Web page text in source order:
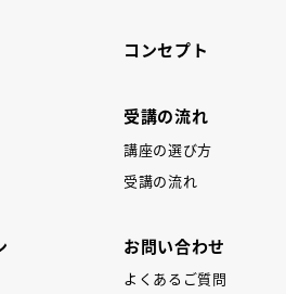
コンセプト
受講の流れ
講座の選び方
受講の流れ
お問い合わせ
よくあるご質問